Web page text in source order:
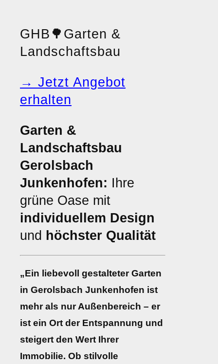
GHB 🌳 Garten &
Landschaftsbau
→ Jetzt Angebot
erhalten
Garten &
Landschaftsbau
Gerolsbach
Junkenhofen: Ihre
grüne Oase mit
individuellem Design
und höchster Qualität
„Ein liebevoll gestalteter Garten
in Gerolsbach Junkenhofen ist
mehr als nur Außenbereich – er
ist ein Ort der Entspannung und
steigert den Wert Ihrer
Immobilie. Ob stilvolle